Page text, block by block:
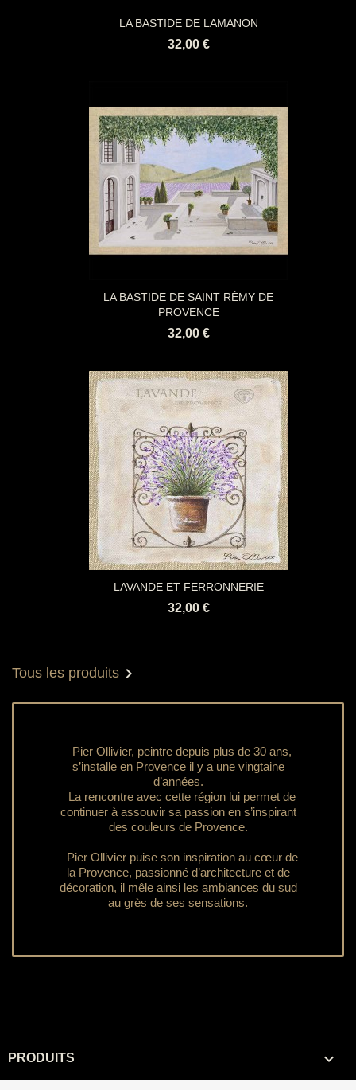
LA BASTIDE DE LAMANON
32,00 €
LA BASTIDE DE SAINT RÉMY DE
PROVENCE
32,00 €
LAVANDE ET FERRONNERIE
32,00 €
Tous les produits 
Pier Ollivier, peintre depuis plus de 30 ans,
s’installe en Provence il y a une vingtaine
d’années.
La rencontre avec cette région lui permet de
continuer à assouvir sa passion en s’inspirant
des couleurs de Provence.
Pier Ollivier puise son inspiration au cœur de
la Provence, passionné d’architecture et de
décoration, il mêle ainsi les ambiances du sud
au grès de ses sensations.
PRODUITS 